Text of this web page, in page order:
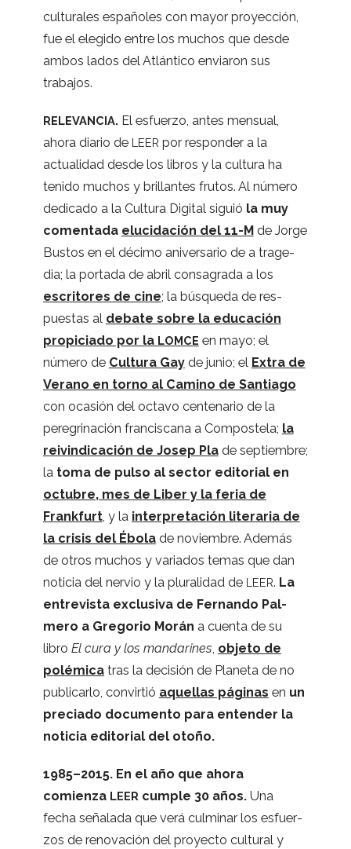
cul­tu­ra­les espa­ño­les con mayor pro­yec­ción,
fue el ele­gido entre los muchos que desde
ambos lados del Atlán­tico envia­ron sus
trabajos.
RELEVANCIA.El esfuerzo, antes men­sual,
ahora dia­rio de LEER por res­pon­der a la
actua­li­dad desde los libros y la cul­tura ha
tenido muchos y bri­llan­tes fru­tos. Al número
dedi­cado a la Cul­tura Digi­tal siguió la muy
comen­tada elu­ci­da­ción del 11-M de Jorge
Bus­tos en el décimo aniver­sa­rio de a tra­ge­
dia; la por­tada de abril con­sa­grada a los
escri­to­res de cine; la bús­queda de res­
pues­tas al debate sobre la edu­ca­ción
pro­pi­ciado por la LOMCE en mayo; el
número de Cul­tura Gayde junio; el Extra de
Verano en torno al Camino de San­tiago
con oca­sión del octavo cen­te­na­rio de la
pere­gri­na­ción fran­cis­cana a Com­pos­tela; la
reivin­di­ca­ción de Josep Plade sep­tiem­bre;
la toma de pulso al sec­tor edi­to­rial en
octu­bre, mes de Liber y la feria de
Frank­furt, y la inter­pre­ta­ción lite­ra­ria de
la cri­sis del Ébolade noviem­bre. Ade­más
de otros muchos y varia­dos temas que dan
noti­cia del ner­vio y la plu­ra­li­dad de LEER. La
entre­vista exclu­siva de Fer­nando Pal­
mero a Gre­go­rio Morán a cuenta de su
libro El cura y los man­da­ri­nes, objeto de
polé­micatras la deci­sión de Pla­neta de no
publi­carlo, con­vir­tió aque­llas pági­nas en un
pre­ciado docu­mento para enten­der la
noti­cia edi­to­rial del otoño.
1985–2015. En el año que ahora
comienza LEERcum­ple 30 años.Una
fecha seña­lada que verá cul­mi­nar los esfuer­
zos de reno­va­ción del pro­yecto cul­tu­ral y